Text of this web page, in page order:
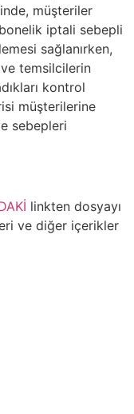
müşteriler
iptali sebepli
sağlanırken,
ve temsilcilerin
kontrol
müşterilerine
sebepleri
linkten dosyayı
ve diğer içerikler